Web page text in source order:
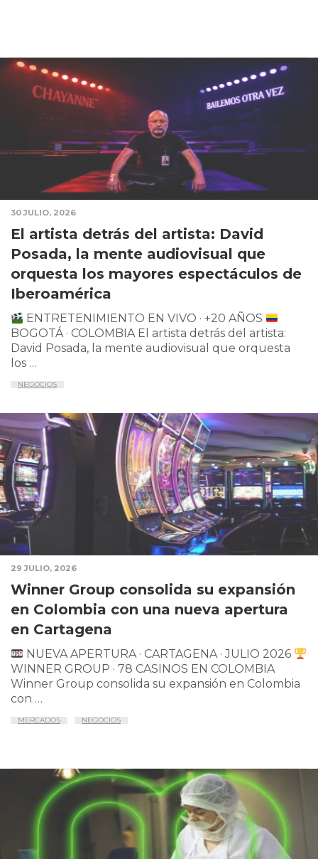
30 JULIO, 2026
El artista detrás del artista: David
Posada, la mente audiovisual que
orquesta los mayores espectáculos de
Iberoamérica
ENTRETENIMIENTO EN VIVO · +20 AÑOS
BOGOTÁ · COLOMBIA El artista detrás del artista:
David Posada, la mente audiovisual que orquesta
los …
NEGOCIOS
29 JULIO, 2026
Winner Group consolida su expansión
en Colombia con una nueva apertura
en Cartagena
NUEVA APERTURA · CARTAGENA · JULIO 2026
WINNER GROUP · 78 CASINOS EN COLOMBIA
Winner Group consolida su expansión en Colombia
con …
MERCADOS NEGOCIOS